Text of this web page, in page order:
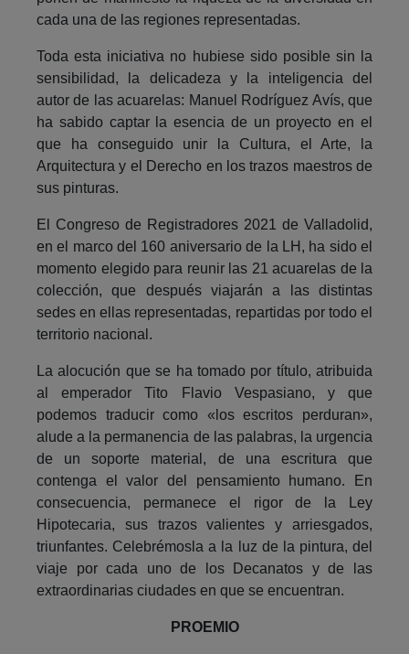
cada una de las regiones representadas.
Toda esta iniciativa no hubiese sido posible sin la
sensibilidad, la delicadeza y la inteligencia del
autor de las acuarelas: Manuel Rodríguez Avís, que
ha sabido captar la esencia de un proyecto en el
que ha conseguido unir la Cultura, el Arte, la
Arquitectura y el Derecho en los trazos maestros de
sus pinturas.
El Congreso de Registradores 2021 de Valladolid,
en el marco del 160 aniversario de la LH, ha sido el
momento elegido para reunir las 21 acuarelas de la
colección, que después viajarán a las distintas
sedes en ellas representadas, repartidas por todo el
territorio nacional.
La alocución que se ha tomado por título, atribuida
al emperador Tito Flavio Vespasiano, y que
podemos traducir como «los escritos perduran»,
alude a la permanencia de las palabras, la urgencia
de un soporte material, de una escritura que
contenga el valor del pensamiento humano. En
consecuencia, permanece el rigor de la Ley
Hipotecaria, sus trazos valientes y arriesgados,
triunfantes. Celebrémosla a la luz de la pintura, del
viaje por cada uno de los Decanatos y de las
extraordinarias ciudades en que se encuentran.
PROEMIO